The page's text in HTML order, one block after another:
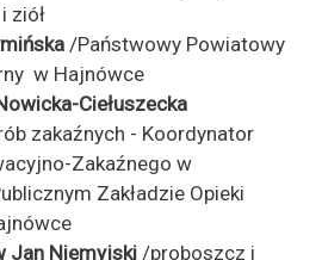
ziół
/Państwowy Powiatowy
w Hajnówce
Ciełuszecka
zakaźnych - Koordynator
Zakaźnego w
Zakładzie Opieki
Jan Niemyjski /proboszcz i